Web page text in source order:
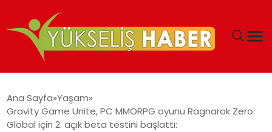
MALIYETLERINI AZALTIYOR’
Ana Sayfa Yaşam
Gravity Game Unite, PC MMORPG oyunu Ragnarok Zero:
Global için 2. açık beta testini başlattı: